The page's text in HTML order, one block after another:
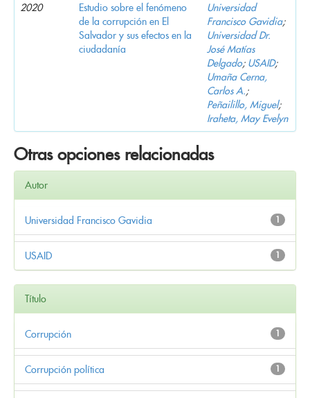
2020
Estudio sobre el fenómeno
de la corrupción en El
Salvador y sus efectos en la
ciudadanía
Universidad
Francisco Gavidia;
Universidad Dr.
José Matías
Delgado; USAID;
Umaña Cerna,
Carlos A.;
Peñailillo, Miguel;
Iraheta, May Evelyn
Otras opciones relacionadas
Autor
1
Universidad Francisco Gavidia
1
USAID
Título
1
Corrupción
1
Corrupción política